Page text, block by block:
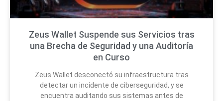
Zeus Wallet Suspende sus Servicios tras
una Brecha de Seguridad y una Auditoría
en Curso
Zeus Wallet desconectó su infraestructura tras
detectar un incidente de ciberseguridad, y se
encuentra auditando sus sistemas antes de